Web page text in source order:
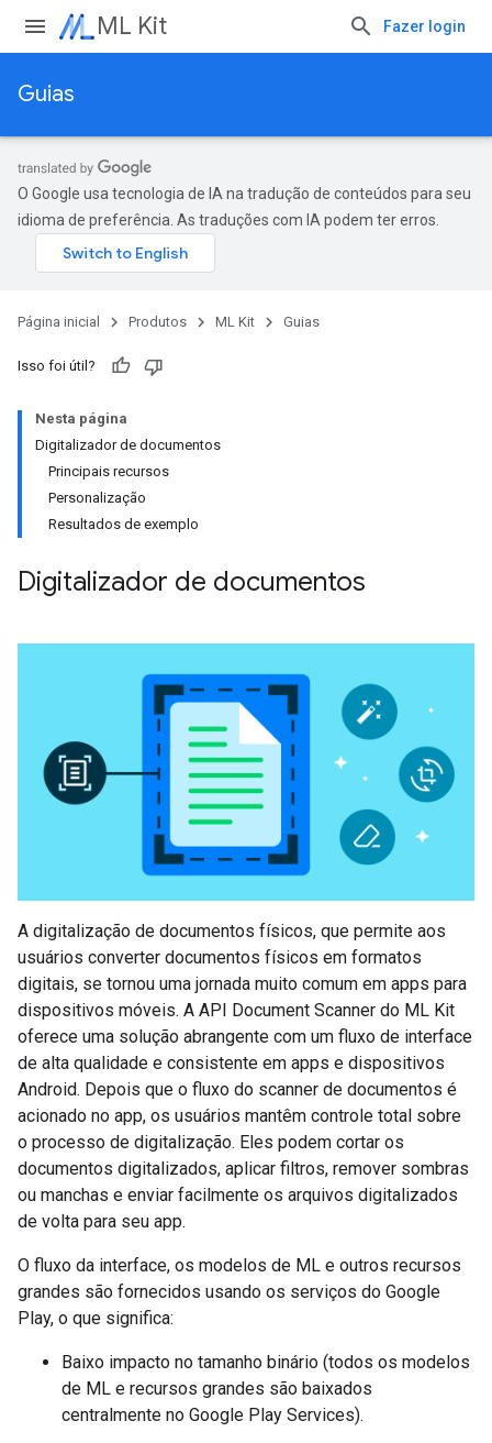
ML Kit Fazer login
Guias
O Google usa tecnologia de IA na tradução de conteúdos para seu
idioma de preferência. As traduções com IA podem ter erros.
Página inicial Produtos ML Kit Guias
Isso foi útil?
Nesta página
Digitalizador de documentos
Principais recursos
Personalização
Resultados de exemplo
Digitalizador de documentos
A digitalização de documentos físicos, que permite aos
usuários converter documentos físicos em formatos
digitais, se tornou uma jornada muito comum em apps para
dispositivos móveis. A API Document Scanner do ML Kit
oferece uma solução abrangente com um fluxo de interface
de alta qualidade e consistente em apps e dispositivos
Android. Depois que o fluxo do scanner de documentos é
acionado no app, os usuários mantêm controle total sobre
o processo de digitalização. Eles podem cortar os
documentos digitalizados, aplicar filtros, remover sombras
ou manchas e enviar facilmente os arquivos digitalizados
de volta para seu app.
O fluxo da interface, os modelos de ML e outros recursos
grandes são fornecidos usando os serviços do Google
Play, o que significa:
Baixo impacto no tamanho binário (todos os modelos
de ML e recursos grandes são baixados
centralmente no Google Play Services).